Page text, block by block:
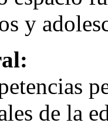
y
de la